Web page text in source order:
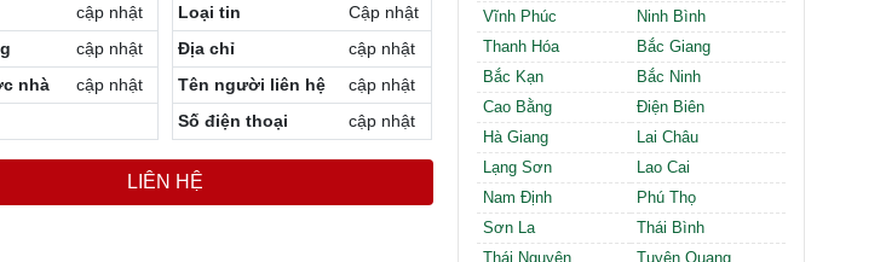
Cần thuê MBKD tại Phường Tương Mai
Cần thuê MBKD tại Phường Vĩnh Hưng
Cần thuê MBKD tại Phường Lĩnh Nam
Cần thuê MBKD tại Phường Hồng Hà
Cần thuê MBKD tại Phường Láng
Cần thuê MBKD tại Phường Văn Miếu
Cần thuê MBKD tại Phường Kim Liên
Cần thuê MBKD tại Phường Bạch Mai
Cần thuê MBKD tại Phường Vĩnh Tuy
cập nhật
cập nhật
nhà
cập nhật
Loại tin
Cập nhật
Địa chỉ
cập nhật
Tên người liên hệ
cập nhật
Số điện thoại
cập nhật
LIÊN HỆ
Vĩnh Phúc
Ninh Bình
Thanh Hóa
Bắc Giang
Bắc Kạn
Bắc Ninh
Cao Bằng
Điện Biên
Hà Giang
Lai Châu
Lạng Sơn
Lao Cai
Nam Định
Phú Thọ
Sơn La
Thái Bình
Thái Nguyên
Tuyên Quang